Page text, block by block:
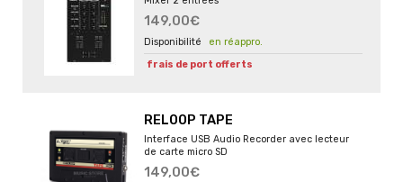
149,00€
en réappro.
frais de port offerts
RELOOP TAPE
Interface USB Audio Recorder avec lecteur
de carte micro SD
149,00€